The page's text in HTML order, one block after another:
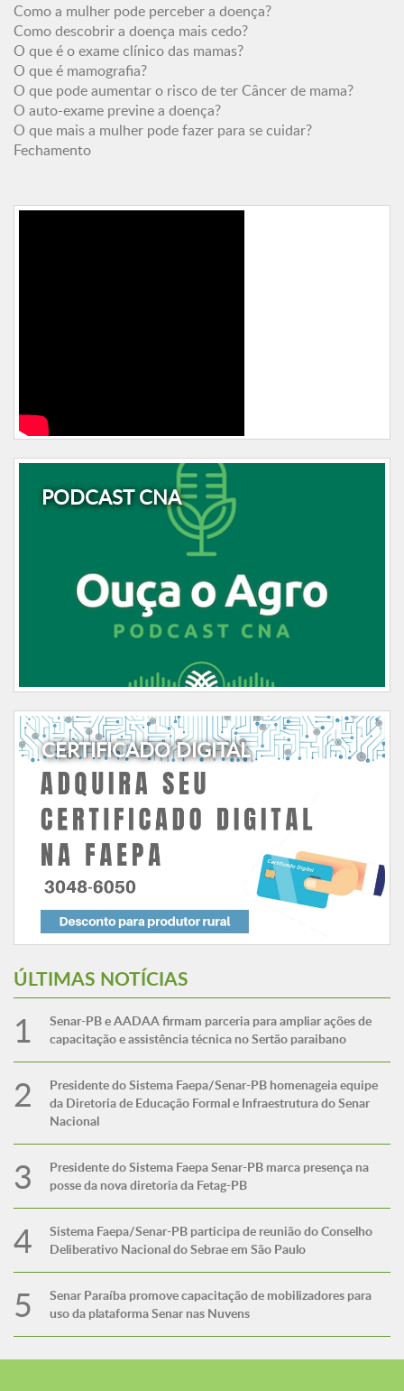
Como a mulher pode perceber a doença?
Como descobrir a doença mais cedo?
O que é o exame clínico das mamas?
O que é mamografia?
O que pode aumentar o risco de ter Câncer de mama?
O auto-exame previne a doença?
O que mais a mulher pode fazer para se cuidar?
Fechamento
PODCAST CNA
CERTIFICADO DIGITAL
ÚLTIMAS NOTÍCIAS
Senar-PB e AADAA firmam parceria para ampliar ações de
capacitação e assistência técnica no Sertão paraibano
Presidente do Sistema Faepa/Senar-PB homenageia equipe
da Diretoria de Educação Formal e Infraestrutura do Senar
Nacional
Presidente do Sistema Faepa Senar-PB marca presença na
posse da nova diretoria da Fetag-PB
Sistema Faepa/Senar-PB participa de reunião do Conselho
Deliberativo Nacional do Sebrae em São Paulo
Senar Paraíba promove capacitação de mobilizadores para
uso da plataforma Senar nas Nuvens